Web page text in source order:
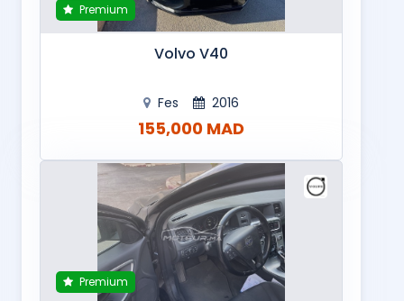
Premium
Volvo V40
Fes 2016
155,000 MAD
Premium